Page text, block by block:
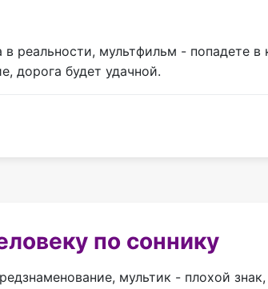
реальности, мультфильм - попадете
дорога будет удачной.
по соннику
мультик - плохой